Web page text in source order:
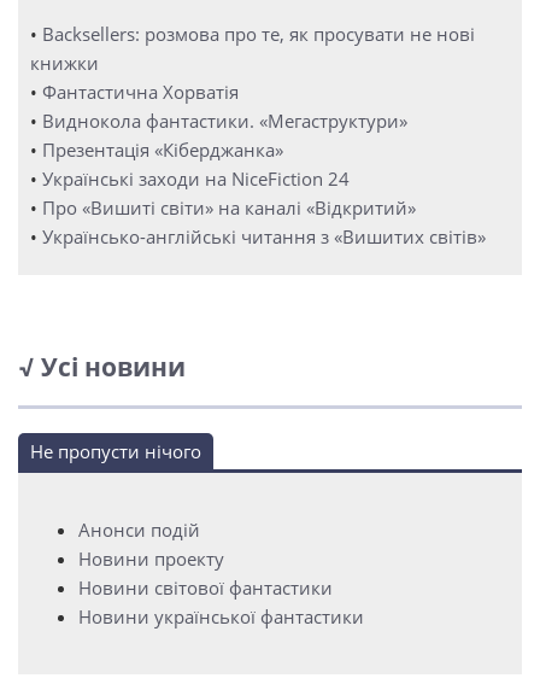
• Backsellers: розмова про те, як просувати не нові
книжки
• Фантастична Хорватія
• Виднокола фантастики. «Мегаструктури»
• Презентація «Кіберджанка»
• Українські заходи на NiceFiction 24
• Про «Вишиті світи» на каналі «Відкритий»
• Українсько-англійські читання з «Вишитих світів»
√ Усі новини
Не пропусти нічого
Анонси подій
Новини проекту
Новини світової фантастики
Новини української фантастики